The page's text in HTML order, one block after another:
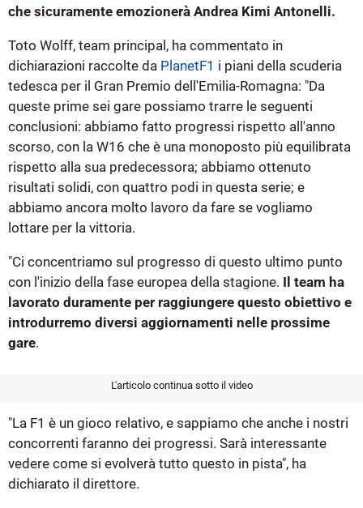
che sicuramente emozionerà Andrea Kimi Antonelli.
Toto Wolff, team principal, ha commentato in
dichiarazioni raccolte da PlanetF1 i piani della scuderia
tedesca per il Gran Premio dell'Emilia-Romagna: "Da
queste prime sei gare possiamo trarre le seguenti
conclusioni: abbiamo fatto progressi rispetto all'anno
scorso, con la W16 che è una monoposto più equilibrata
rispetto alla sua predecessora; abbiamo ottenuto
risultati solidi, con quattro podi in questa serie; e
abbiamo ancora molto lavoro da fare se vogliamo
lottare per la vittoria.
"Ci concentriamo sul progresso di questo ultimo punto
con l'inizio della fase europea della stagione. Il team ha
lavorato duramente per raggiungere questo obiettivo e
introdurremo diversi aggiornamenti nelle prossime
gare.
L'articolo continua sotto il video
"La F1 è un gioco relativo, e sappiamo che anche i nostri
concorrenti faranno dei progressi. Sarà interessante
vedere come si evolverà tutto questo in pista", ha
dichiarato il direttore.